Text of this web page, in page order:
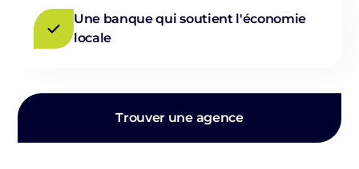
Une banque qui soutient l'économie
locale
Trouver une agence